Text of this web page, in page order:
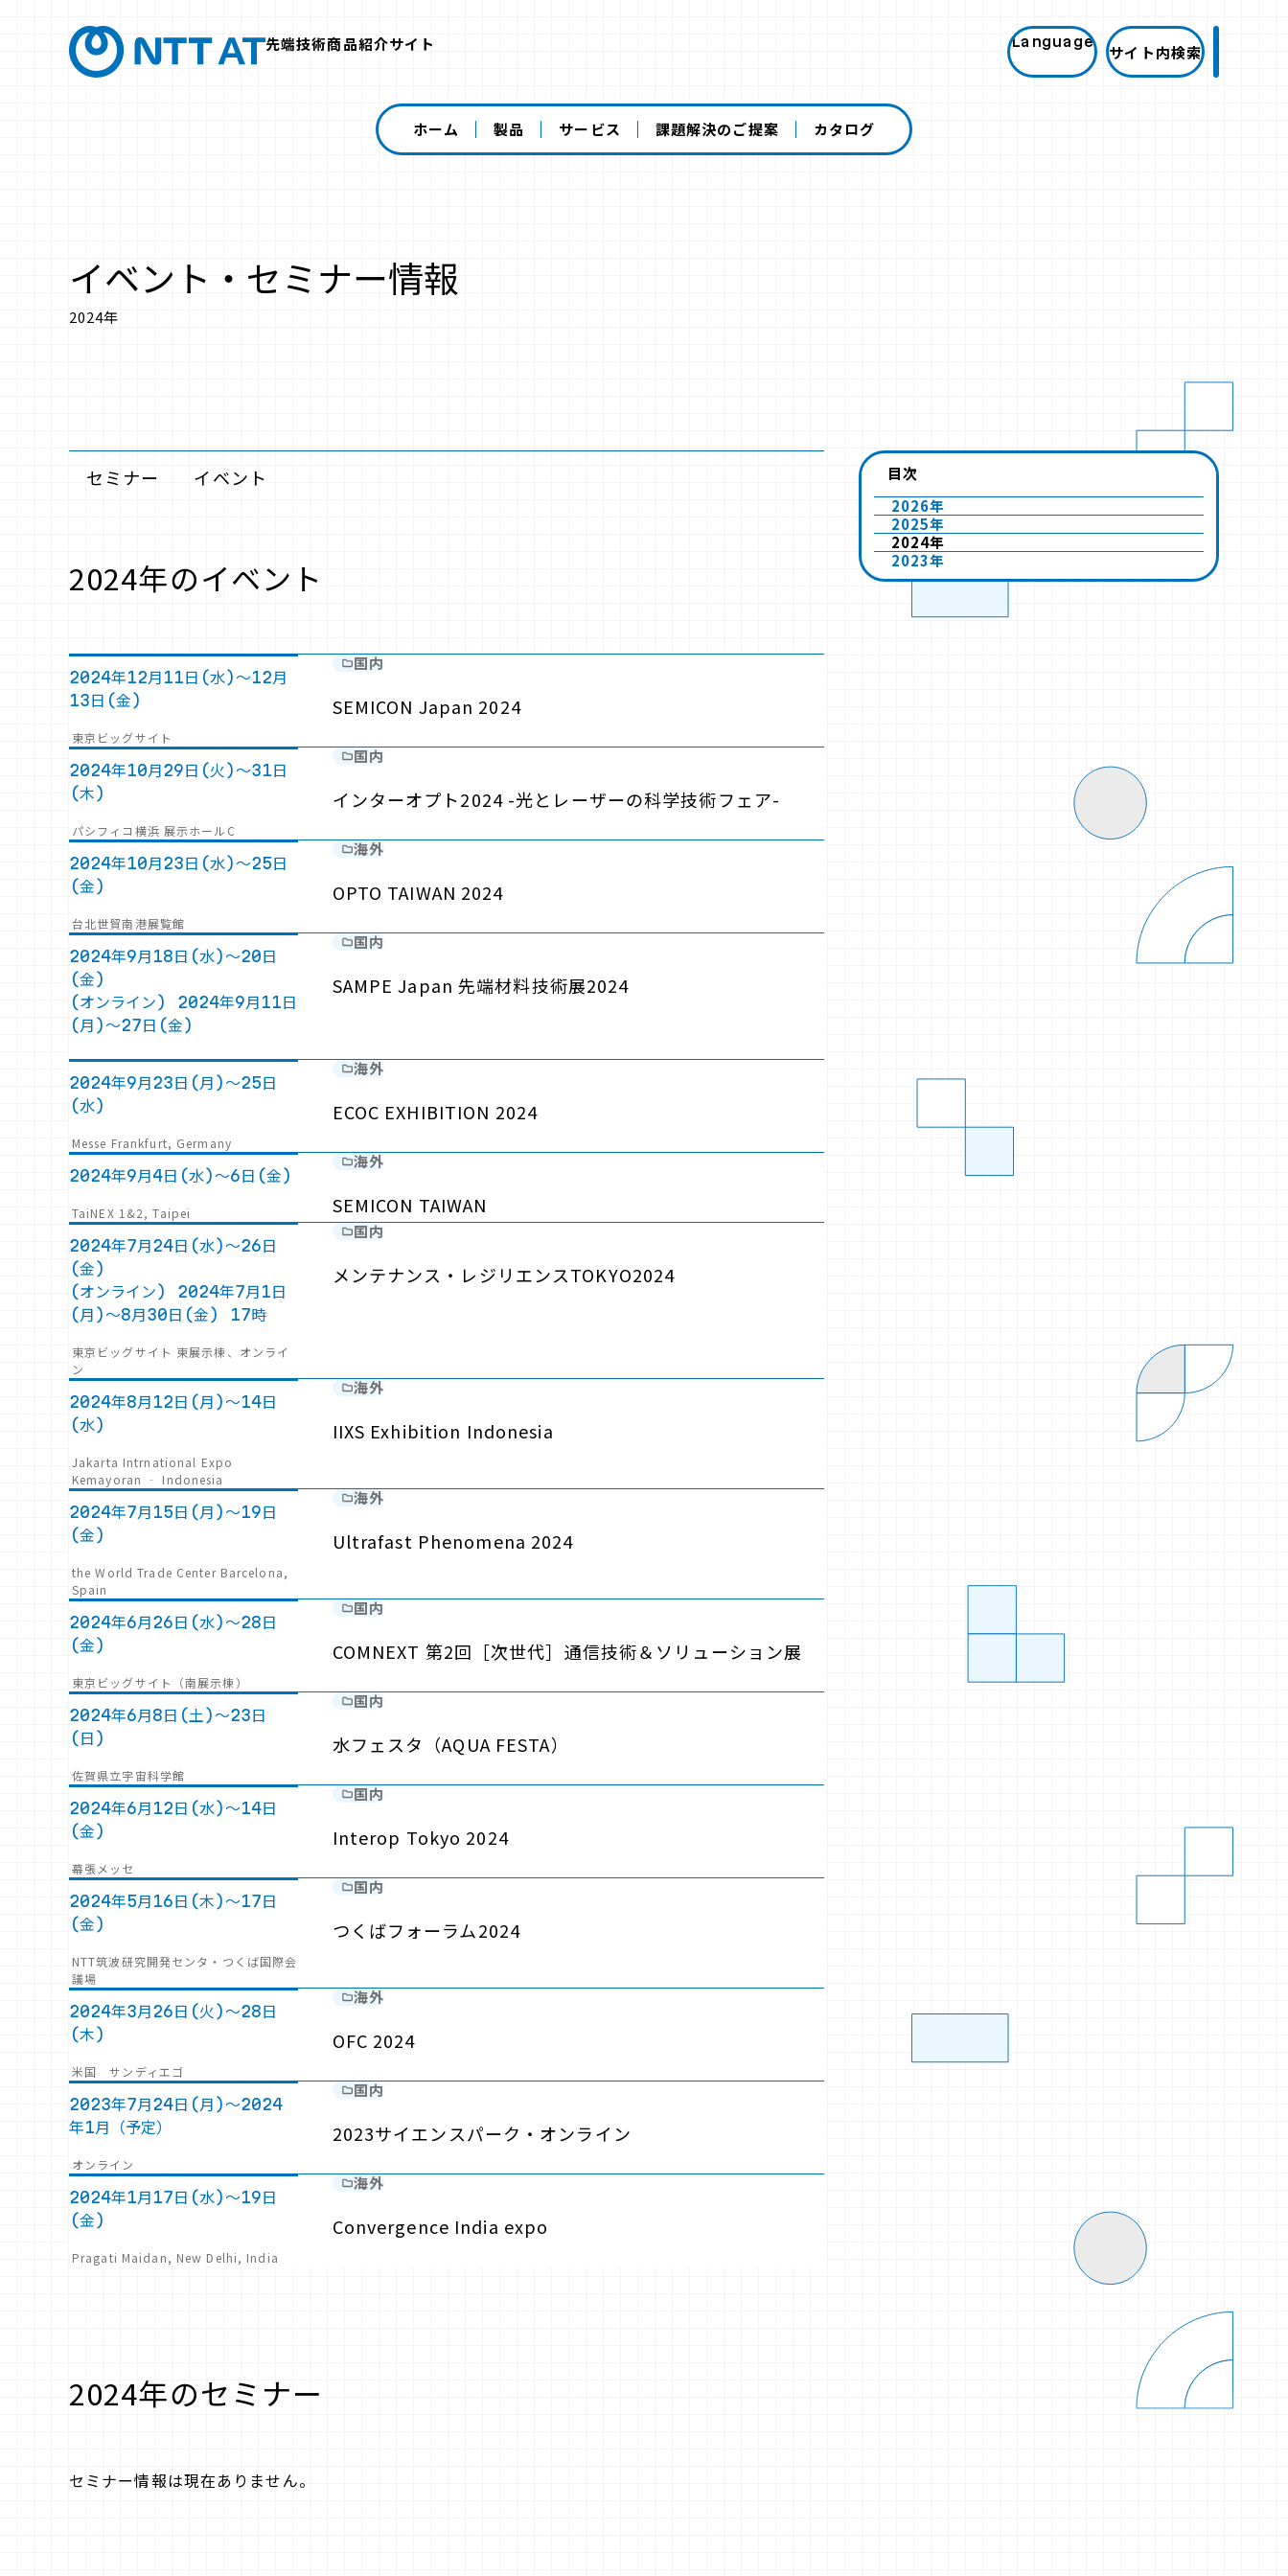
先端技術商品紹介サイト Language
サイト内検索
ホーム 製品 サービス 課題解決のご提案 カタログ
イベント・セミナー情報
2024年
セミナー イベント
2024年のイベント
2024年12月11日(水)～12月
13日(金)
東京ビッグサイト
国内
SEMICON Japan 2024
2024年10月29日(火)～31日
(木)
パシフィコ横浜 展示ホールC
国内
インターオプト2024 -光とレーザーの科学技術フェア-
2024年10月23日(水)～25日
(金)
台北世貿南港展覧館
海外
OPTO TAIWAN 2024
2024年9月18日(水)～20日
(金)
(オンライン) 2024年9月11日
(月)～27日(金)
国内
SAMPE Japan 先端材料技術展2024
2024年9月23日(月)～25日
(水)
Messe Frankfurt, Germany
海外
ECOC EXHIBITION 2024
2024年9月4日(水)～6日(金)
TaiNEX 1&2, Taipei
海外
SEMICON TAIWAN
2024年7月24日(水)～26日
(金)
(オンライン) 2024年7月1日
(月)～8月30日(金) 17時
東京ビッグサイト 東展示棟、オンライ
ン
国内
メンテナンス・レジリエンスTOKYO2024
2024年8月12日(月)～14日
(水)
Jakarta Intrnational Expo
Kemayoran ‐ Indonesia
海外
IIXS Exhibition Indonesia
2024年7月15日(月)～19日
(金)
the World Trade Center Barcelona,
Spain
海外
Ultrafast Phenomena 2024
2024年6月26日(水)～28日
(金)
東京ビッグサイト（南展示棟）
国内
COMNEXT 第2回［次世代］通信技術＆ソリューション展
2024年6月8日(土)～23日
(日)
佐賀県立宇宙科学館
国内
水フェスタ（AQUA FESTA）
2024年6月12日(水)～14日
(金)
幕張メッセ
国内
Interop Tokyo 2024
2024年5月16日(木)～17日
(金)
NTT筑波研究開発センタ・つくば国際会
議場
国内
つくばフォーラム2024
2024年3月26日(火)～28日
(木)
米国 サンディエゴ
海外
OFC 2024
2023年7月24日(月)～2024
年1月（予定）
オンライン
国内
2023サイエンスパーク・オンライン
2024年1月17日(水)～19日
(金)
Pragati Maidan, New Delhi, India
海外
Convergence India expo
2024年のセミナー
セミナー情報は現在ありません。
目次
2026年
2025年
2024年
2023年